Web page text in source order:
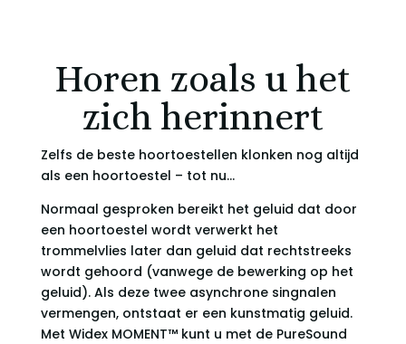
Horen zoals u het
zich herinnert
Zelfs de beste hoortoestellen klonken nog altijd
als een hoortoestel – tot nu…
Normaal gesproken bereikt het geluid dat door
een hoortoestel wordt verwerkt het
trommelvlies later dan geluid dat rechtstreeks
wordt gehoord (vanwege de bewerking op het
geluid). Als deze twee asynchrone singnalen
vermengen, ontstaat er een kunstmatig geluid.
Met Widex MOMENT™ kunt u met de PureSound